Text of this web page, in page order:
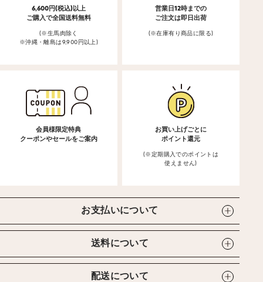
6,600円(税込)以上
ご購入で全国送料無料
(※生馬肉除く
※沖縄・離島は9,900円以上)
営業日12時までの
ご注文は即日出荷
(※在庫有り商品に限る)
会員様限定特典
クーポンやセールをご案内
お買い上げごとに
ポイント還元
(※定期購入でのポイントは
使えません)
お支払いについて
送料について
配送について